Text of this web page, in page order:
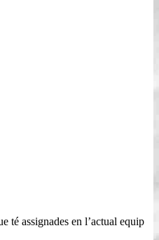
té assignades en l’actual equip